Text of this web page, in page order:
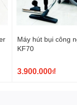
Máy hút bụi công
KF70
3.900.000₫